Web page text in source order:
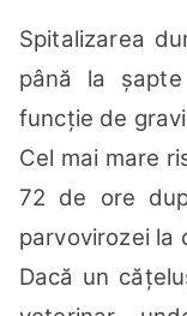
Spitalizarea
până la
funcție de
Cel mai mare
72 de ore
parvovirozei la
Dacă un